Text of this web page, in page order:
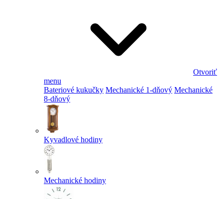
Otvoriť
menu
Bateriové kukučky Mechanické 1-dňový Mechanické
8-dňový
Kyvadlové hodiny
Mechanické hodiny